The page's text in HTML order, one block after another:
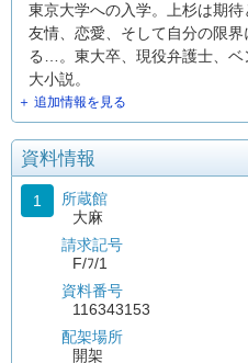
東京大学への入学。上杉は期待
友情、恋愛、そして自分の限
る…。東大卒、現役弁護士、ベ
大小説。
＋ 追加情報を見る
資料情報
1
所蔵館
大麻
請求記号
F/ﾌ/1
資料番号
116343153
配架場所
開架